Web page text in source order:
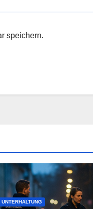
speichern.
UNTERHALTUNG